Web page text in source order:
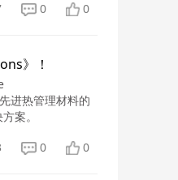
0 0
》！
进热管理材料的
案。
0 0